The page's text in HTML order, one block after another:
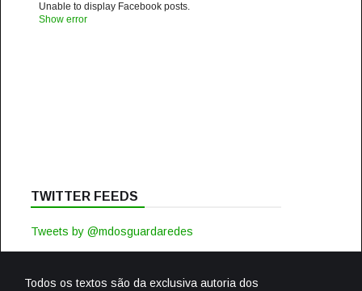
Unable to display Facebook posts.
Show error
TWITTER FEEDS
Tweets by @mdosguardaredes
Todos os textos são da exclusiva autoria dos